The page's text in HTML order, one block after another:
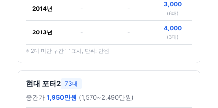
2014년 - -
3,000
(6대)
2013년 - -
4,000
(3대)
※ 2대 미만 구간 '-' 표시, 단위: 만원
현대 포터2 73대
중간가 1,950만원 (1,570~2,490만원)